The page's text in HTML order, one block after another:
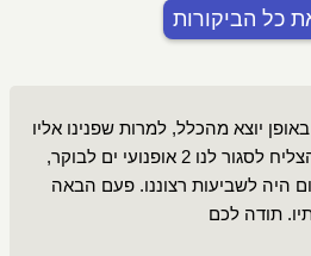
כל הביקורות
יוצא מהכלל, למרות שפנינו אליו
בשעות הלילה המאוחרות הצליח לסגור לנו 2 אופנועי ים לבוקר,
היה לשביעות רצוננו. פעם הבאה
תודה לכם